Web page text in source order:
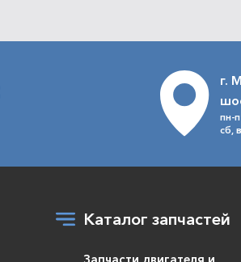
г.
пн-
сб,
Каталог запчастей
Запчасти двигателя и